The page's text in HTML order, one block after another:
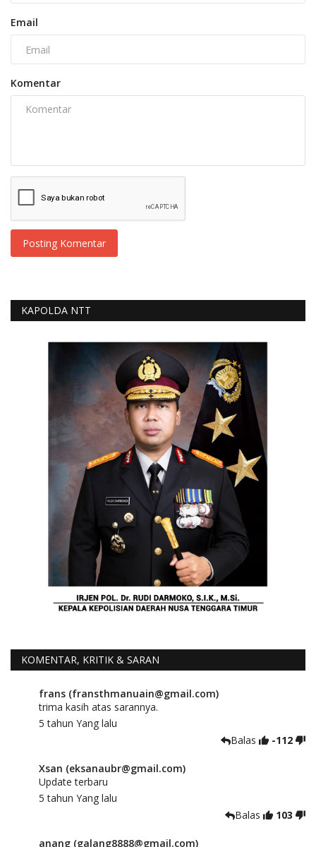
Email
Komentar
Posting Komentar
KAPOLDA NTT
KOMENTAR, KRITIK & SARAN
frans (fransthmanuain@gmail.com)
trima kasih atas sarannya.
5 tahun Yang lalu
Balas
-112
Xsan (eksanaubr@gmail.com)
Update terbaru
5 tahun Yang lalu
Balas
103
anang (galang8888@gmail.com)